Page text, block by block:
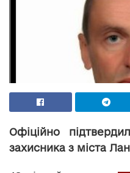
Офіційно
захисника з міста